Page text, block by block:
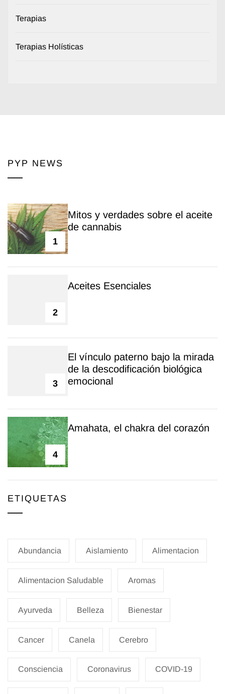
Terapias
Terapias Holísticas
PYP NEWS
1
Mitos y verdades sobre el aceite
de cannabis
2
Aceites Esenciales
3
El vínculo paterno bajo la mirada
de la descodificación biológica
emocional
4
Amahata, el chakra del corazón
ETIQUETAS
Abundancia Aislamiento Alimentacion
Alimentacion Saludable Aromas
Ayurveda Belleza Bienestar
Cancer Canela Cerebro
Consciencia Coronavirus COVID-19